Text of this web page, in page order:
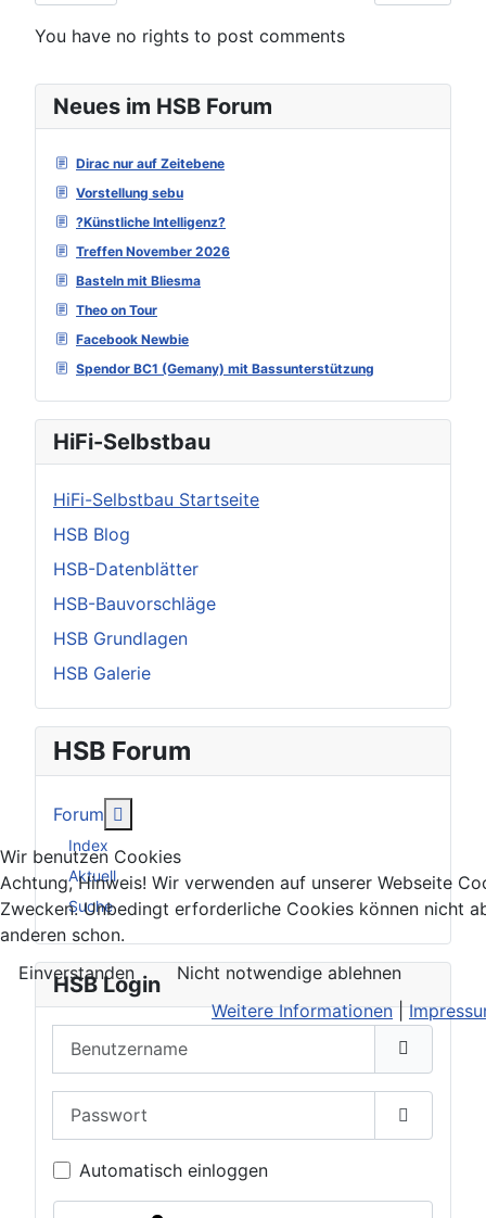
Neues im HSB Forum
Dirac nur auf Zeitebene
Vorstellung sebu
?Künstliche Intelligenz?
Treffen November 2026
Basteln mit Bliesma
Theo on Tour
Facebook Newbie
Spendor BC1 (Gemany) mit Bassunterstützung
HiFi-Selbstbau
HiFi-Selbstbau Startseite
HSB Blog
HSB-Datenblätter
HSB-Bauvorschläge
HSB Grundlagen
HSB Galerie
HSB Forum
Forum
Index
Aktuell
Suche
HSB Login
Passwort
Automatisch einloggen
You have no rights to post comments
Wir benutzen Cookies
Achtung, Hinweis! Wir verwenden auf unserer Webseite
Zwecken. Unbedingt erforderliche Cookies können nicht
anderen schon.
Einverstanden
Nicht notwendige ablehnen
Weitere Informationen|